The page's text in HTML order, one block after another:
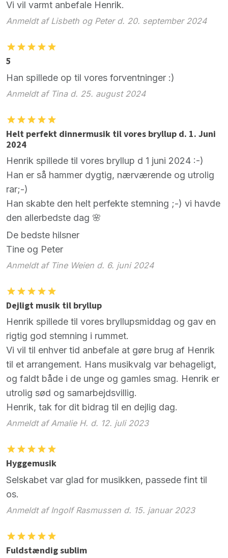
Vi vil varmt anbefale Henrik.
Anmeldt af Lisbeth og Peter d. 20. september 2024
5
Han spillede op til vores forventninger :)
Anmeldt af Tina d. 25. august 2024
Helt perfekt dinnermusik til vores bryllup d. 1. Juni
2024
Henrik spillede til vores bryllup d 1 juni 2024 :-)
Han er så hammer dygtig, nærværende og utrolig
rar;-)
Han skabte den helt perfekte stemning ;-) vi havde
den allerbedste dag 🌸
De bedste hilsner
Tine og Peter
Anmeldt af Tine Weien d. 6. juni 2024
Dejligt musik til bryllup
Henrik spillede til vores bryllupsmiddag og gav en
rigtig god stemning i rummet.
Vi vil til enhver tid anbefale at gøre brug af Henrik
til et arrangement. Hans musikvalg var behageligt,
og faldt både i de unge og gamles smag. Henrik er
utrolig sød og samarbejdsvillig.
Henrik, tak for dit bidrag til en dejlig dag.
Anmeldt af Amalie H. d. 12. juli 2023
Hyggemusik
Selskabet var glad for musikken, passede fint til
os.
Anmeldt af Ingolf Rasmussen d. 15. januar 2023
Fuldstændig sublim